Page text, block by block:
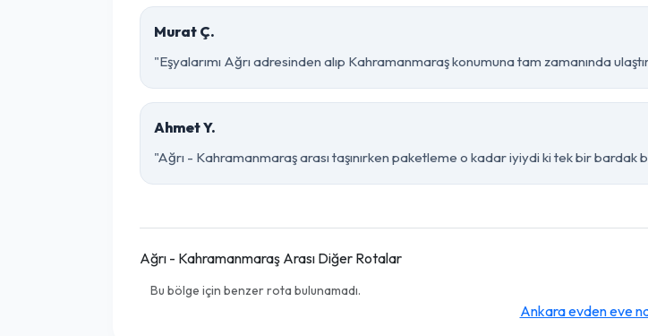
Murat Ç.
"Eşyalarımı Ağrı adresinden alıp Kahramanmaraş konumuna tam zamanında
Ahmet Y.
"Ağrı - Kahramanmaraş arası taşınırken paketleme o kadar iyiydi ki tek bir bardak
Ağrı - Kahramanmaraş Arası Diğer Rotalar
Bu bölge için benzer rota bulunamadı.
Ankara evden eve